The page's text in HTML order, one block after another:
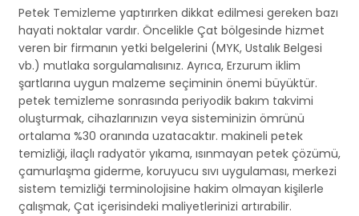
Petek Temizleme yaptırırken dikkat edilmesi gereken bazı
hayati noktalar vardır. Öncelikle Çat bölgesinde hizmet
veren bir firmanın yetki belgelerini (MYK, Ustalık Belgesi
vb.) mutlaka sorgulamalısınız. Ayrıca, Erzurum iklim
şartlarına uygun malzeme seçiminin önemi büyüktür.
petek temizleme sonrasında periyodik bakım takvimi
oluşturmak, cihazlarınızın veya sisteminizin ömrünü
ortalama %30 oranında uzatacaktır. makineli petek
temizliği, ilaçlı radyatör yıkama, ısınmayan petek çözümü,
çamurlaşma giderme, koruyucu sıvı uygulaması, merkezi
sistem temizliği terminolojisine hakim olmayan kişilerle
çalışmak, Çat içerisindeki maliyetlerinizi artırabilir.